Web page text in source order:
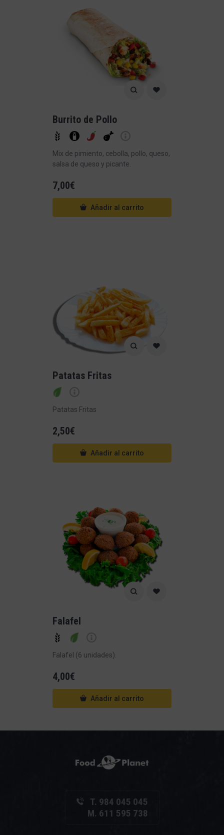
Burrito de Pollo
Mix de pimiento, cebolla, pollo, queso,
salsa de queso y picante.
7,00€
Añadir al carrito
Patatas Fritas
Patatas Fritas
2,50€
Añadir al carrito
Falafel
Falafel (6 unidades).
4,00€
Añadir al carrito
T. 984 045 045
M. 611 595 738